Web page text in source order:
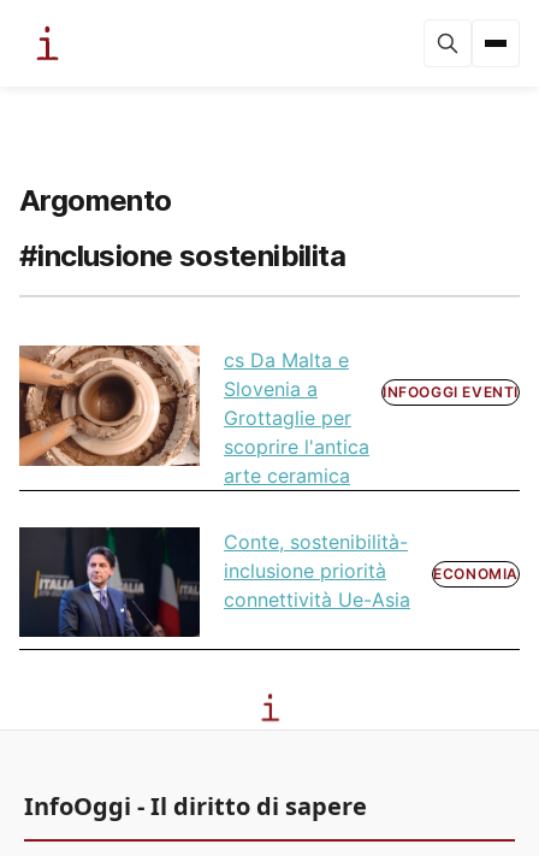
Argomento
#inclusione sostenibilita
cs Da Malta e
Slovenia a
Grottaglie per
scoprire l'antica
arte ceramica
INFOOGGI EVENTI
Conte, sostenibilità-
inclusione priorità
connettività Ue-Asia
ECONOMIA
InfoOggi - Il diritto di sapere